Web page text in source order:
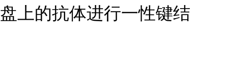
盘上的抗体进行一性键结